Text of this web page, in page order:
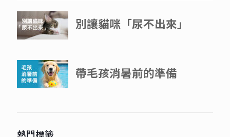
熱門標籤